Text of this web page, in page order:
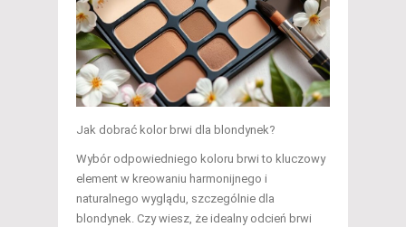
Jak dobrać kolor brwi dla blondynek?
Wybór odpowiedniego koloru brwi to kluczowy
element w kreowaniu harmonijnego i
naturalnego wyglądu, szczególnie dla
blondynek. Czy wiesz, że idealny odcień brwi